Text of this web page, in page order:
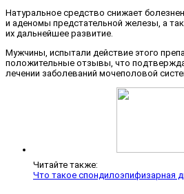
Натуральное средство снижает
и аденомы предстательной железы, а
их дальнейшее развитие.
Мужчины, испытали действие этого
положительные отзывы, что
лечении заболеваний мочеполовой
Читайте также:
Что такое спондилоэпифизарная